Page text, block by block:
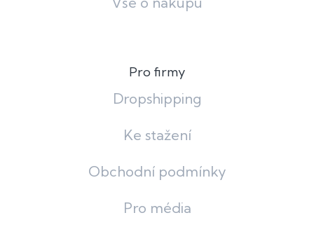
Pro firmy
Dropshipping
Ke stažení
Obchodní podmínky
Pro média